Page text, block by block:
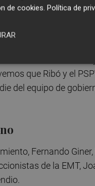
"impensable en
vergonzante aval de
haber convocado
que Ribó y el
del equipo de
Fernando
de la EMT,
de cookies. Política de